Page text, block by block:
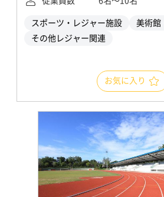
スポーツ・レジャー施設
美術館
その他レジャー関連
お気に入り